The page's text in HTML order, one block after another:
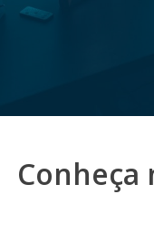
Conheça